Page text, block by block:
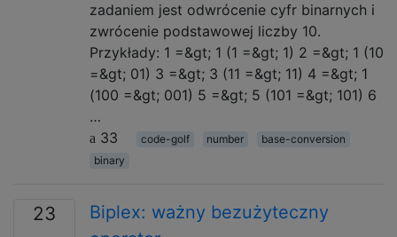
zadaniem jest odwrócenie cyfr binarnych i
zwrócenie podstawowej liczby 10.
Przykłady: 1 =&gt; 1 (1 =&gt; 1) 2 =&gt; 1 (10
=&gt; 01) 3 =&gt; 3 (11 =&gt; 11) 4 =&gt; 1
(100 =&gt; 001) 5 =&gt; 5 (101 =&gt; 101) 6
…
33
code-golf number
base-conversion
binary
23
Biplex: ważny bezużyteczny